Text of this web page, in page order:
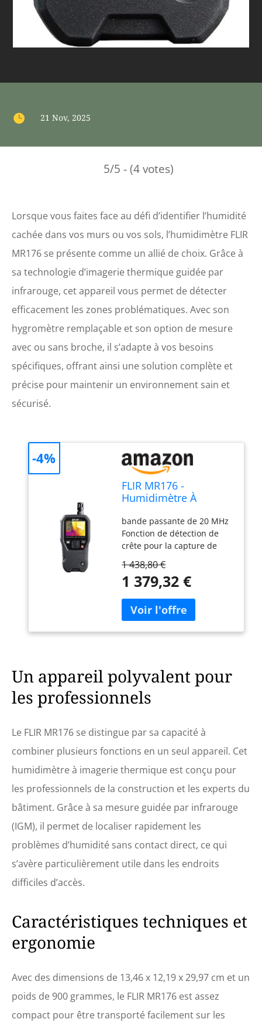
 21 Nov, 2025
5/5 - (4 votes)
Lorsque vous faites face au défi d’identifier l’humidité
cachée dans vos murs ou vos sols, l’humidimètre FLIR
MR176 se présente comme un allié de choix. Grâce à
sa technologie d’imagerie thermique guidée par
infrarouge, cet appareil vous permet de détecter
efficacement les zones problématiques. Avec son
hygromètre remplaçable et son option de mesure
avec ou sans broche, il s’adapte à vos besoins
spécifiques, offrant ainsi une solution complète et
précise pour maintenir un environnement sain et
sécurisé.
FLIR MR176 -
Humidimètre À
Avec IGM (Mesure
Guidée Par
Infrarouge),
Hygromètre
Remplaçable, Avec Ou
Sans Broche
bande passante de 20 MHz
Fonction de détection de
crête pour la capture de
Cinq mesures automatiques
: fréquence, rapport
crête, RMS Mathématiques
de forme d'onde : addition,
soustraction, multiplication,
1 438,80 €
1 379,32 €
-4%
Un appareil polyvalent pour
les professionnels
Le FLIR MR176 se distingue par sa capacité à
combiner plusieurs fonctions en un seul appareil. Cet
humidimètre à imagerie thermique est conçu pour
les professionnels de la construction et les experts du
bâtiment. Grâce à sa mesure guidée par infrarouge
(IGM), il permet de localiser rapidement les
problèmes d’humidité sans contact direct, ce qui
s’avère particulièrement utile dans les endroits
difficiles d’accès.
Caractéristiques techniques et
ergonomie
Avec des dimensions de 13,46 x 12,19 x 29,97 cm et un
poids de 900 grammes, le FLIR MR176 est assez
compact pour être transporté facilement sur les